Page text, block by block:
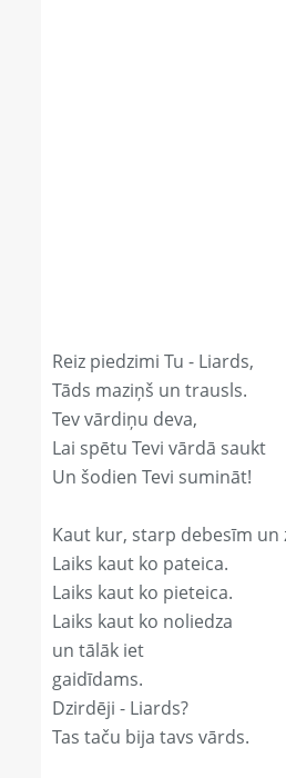
Reiz piedzimi Tu - Liards,
Tāds maziņš un trausls.
Tev vārdiņu deva,
Lai spētu Tevi vārdā saukt
Un šodien Tevi sumināt!
Kaut kur, starp debesīm un
Laiks kaut ko pateica.
Laiks kaut ko pieteica.
Laiks kaut ko noliedza
un tālāk iet
gaidīdams.
Dzirdēji - Liards?
Tas taču bija tavs vārds.